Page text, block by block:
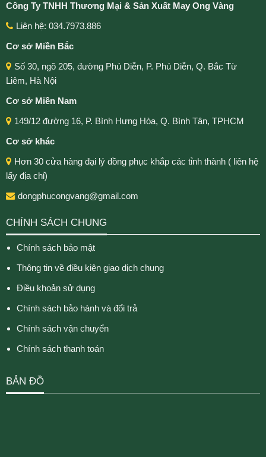
Công Ty TNHH Thương Mại & Sản Xuất May Ong Vàng
Liên hệ: 034.7973.886
Cơ sở Miền Bắc
Số 30, ngõ 205, đường Phú Diễn, P. Phú Diễn, Q. Bắc Từ
Liêm, Hà Nội
Cơ sở Miền Nam
149/12 đường 16, P. Bình Hưng Hòa, Q. Bình Tân, TPHCM
Cơ sở khác
Hơn 30 cửa hàng đại lý đồng phục khắp các tỉnh thành ( liên hệ
lấy địa chỉ)
dongphucongvang@gmail.com
CHÍNH SÁCH CHUNG
Chính sách bảo mật
Thông tin về điều kiện giao dịch chung
Điều khoản sử dụng
Chính sách bảo hành và đổi trả
Chính sách vận chuyển
Chính sách thanh toán
BẢN ĐỒ